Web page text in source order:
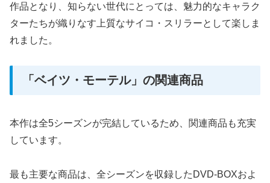
作品となり、知らない世代にとっては、魅力的なキャラク
ターたちが織りなす上質なサイコ・スリラーとして楽しま
れました。
「ベイツ・モーテル」の関連商品
本作は全5シーズンが完結しているため、関連商品も充実
しています。
最も主要な商品は、全シーズンを収録したDVD-BOXおよ